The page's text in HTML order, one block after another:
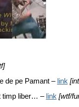
de pe Pamant – link
timp liber… – link [wtf/